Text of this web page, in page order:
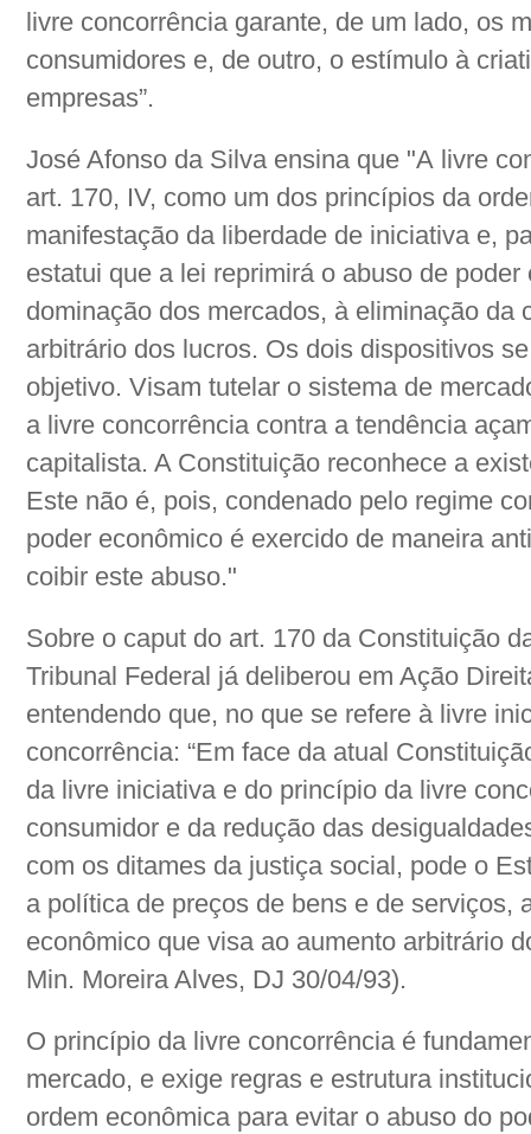
livre concorrência garante, de um lado, os
consumidores e, de outro, o estímulo à
empresas”.
José Afonso da Silva ensina que "A livre
art. 170, IV, como um dos princípios da
manifestação da liberdade de iniciativa e,
estatui que a lei reprimirá o abuso de
dominação dos mercados, à eliminação da
arbitrário dos lucros. Os dois dispositivos
objetivo. Visam tutelar o sistema de
a livre concorrência contra a tendência
capitalista. A Constituição reconhece a
Este não é, pois, condenado pelo regime
poder econômico é exercido de maneira
coibir este abuso."
Sobre o caput do art. 170 da Constituição
Tribunal Federal já deliberou em Ação
entendendo que, no que se refere à livre
concorrência: “Em face da atual
da livre iniciativa e do princípio da livre
consumidor e da redução das
com os ditames da justiça social, pode o
a política de preços de bens e de serviços,
econômico que visa ao aumento arbitrário
Min. Moreira Alves, DJ 30/04/93).
O princípio da livre concorrência é
mercado, e exige regras e estrutura
ordem econômica para evitar o abuso do